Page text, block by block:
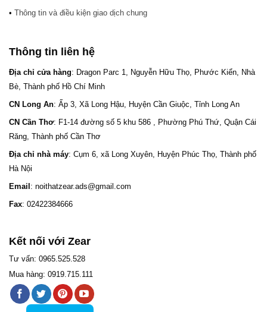
• Thông tin và điều kiện giao dịch chung
Thông tin liên hệ
Địa chỉ cửa hàng: Dragon Parc 1, Nguyễn Hữu Thọ, Phước Kiển, Nhà
Bè, Thành phố Hồ Chí Minh
CN Long An: Ấp 3, Xã Long Hậu, Huyện Cần Giuộc, Tỉnh Long An
CN Cần Thơ: F1-14 đường số 5 khu 586 , Phường Phú Thứ, Quận Cái
Răng, Thành phố Cần Thơ
Địa chỉ nhà máy: Cụm 6, xã Long Xuyên, Huyện Phúc Thọ, Thành phố
Hà Nội
Email: noithatzear.ads@gmail.com
Fax: 02422384666
Kết nối với Zear
Tư vấn: 0965.525.528
Mua hàng: 0919.715.111